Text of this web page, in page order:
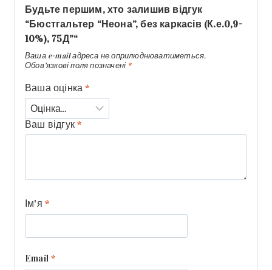
Будьте першим, хто залишив відгук
“Бюстгальтер “Неона”, без каркасів (К.е.0,9-
10%), 75Д”“
Ваша e-mail адреса не оприлюднюватиметься.
Обов’язкові поля позначені *
Ваша оцінка*
Ваш відгук*
Ім'я *
Email*